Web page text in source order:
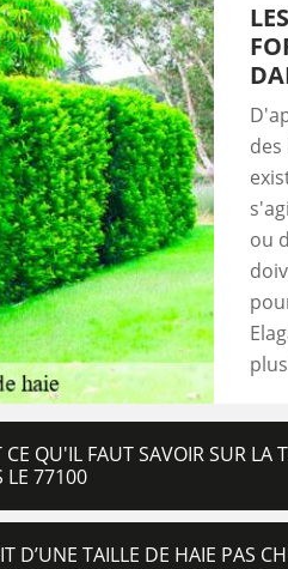
ou
QU'IL FAUT SAVOIR SUR LA
LE 77100
D’UNE TAILLE DE HAIE PAS